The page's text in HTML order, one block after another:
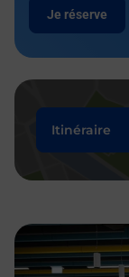
Je réserve
Itinéraire